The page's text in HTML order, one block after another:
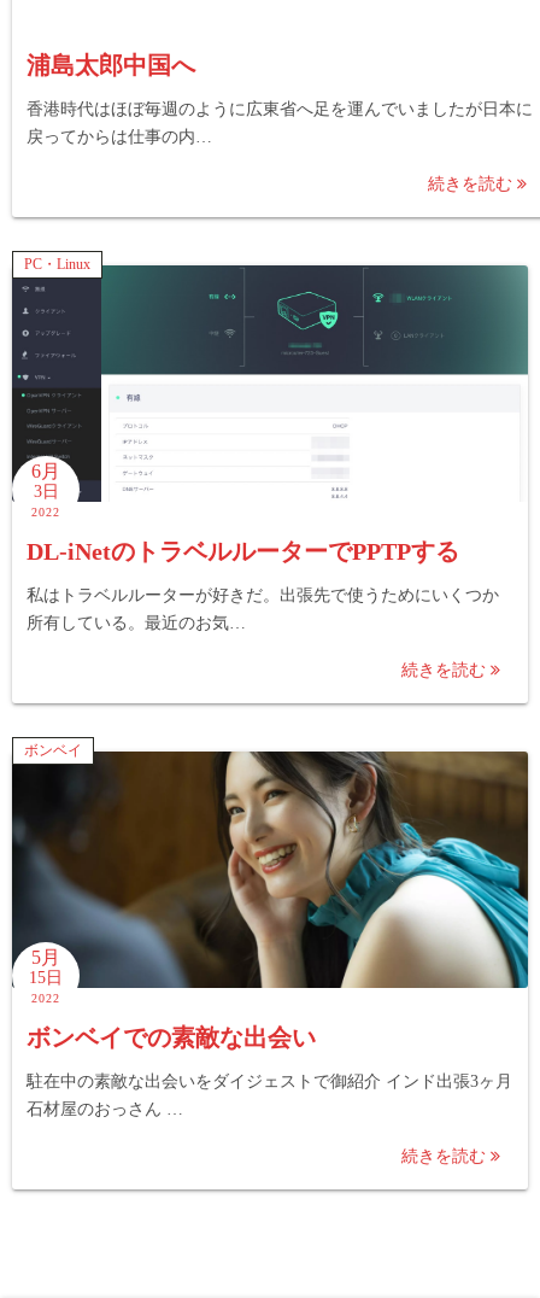
浦島太郎中国へ
香港時代はほぼ毎週のように広東省へ足を運んでいましたが日本に
戻ってからは仕事の内…
続きを読む
PC・Linux
6月
3日
2022
DL-iNetのトラベルルーターでPPTPする
私はトラベルルーターが好きだ。出張先で使うためにいくつか
所有している。最近のお気…
続きを読む
ボンベイ
5月
15日
2022
ボンベイでの素敵な出会い
駐在中の素敵な出会いをダイジェストで御紹介 インド出張3ヶ月
石材屋のおっさん …
続きを読む